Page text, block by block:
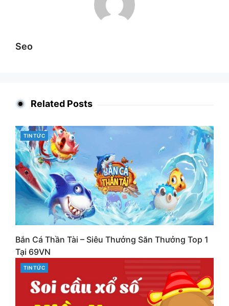
Seo
Related Posts
CATEGORIES
TIN TỨC
Bắn Cá Thần Tài – Siêu Thưởng Săn Thưởng Top 1
Tại 69VN
CATEGORIES
TIN TỨC